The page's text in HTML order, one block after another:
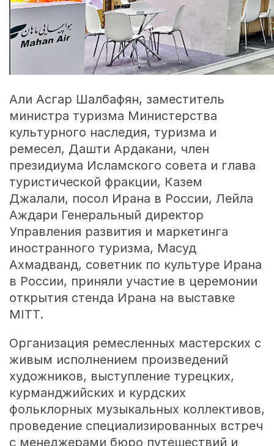
Али Асгар Шалбафян, заместитель
министра туризма Министерства
культурного наследия, туризма и
ремесел, Дашти Ардакани, член
президиума Исламского совета и глава
туристической фракции, Казем
Джалали, посол Ирана в России, Лейла
Аждари Генеральный директор
Управления развития и маркетинга
иностранного туризма, Масуд
Ахмадванд, советник по культуре Ирана
в России, приняли участие в церемонии
открытия стенда Ирана на выставке
MITT.
Организация ремесленных мастерских с
живым исполнением произведений
художников, выступление турецких,
курманджийских и курдских
фольклорных музыкальных коллективов,
проведение специализированных встреч
с менеджерами бюро путешествий и